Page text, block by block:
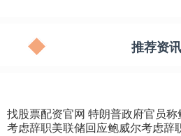
推荐资讯
找股票配资官网 特朗普政府官员称
考虑辞职美联储回应鲍威尔考虑辞